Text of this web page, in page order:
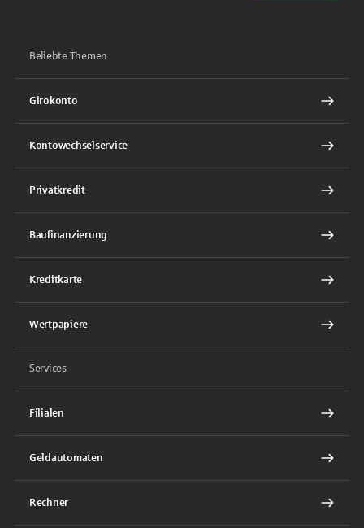
Beliebte Themen
Girokonto
Kontowechselservice
Privatkredit
Baufinanzierung
Kreditkarte
Wertpapiere
Services
Filialen
Geldautomaten
Rechner